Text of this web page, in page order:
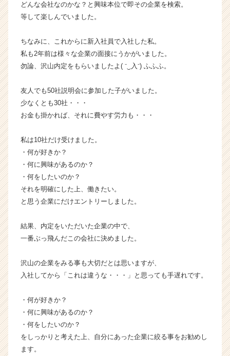
r
C
r
e
e
r）
どんな会社なのかな？と興味本位で即その企業を検索。
等して楽しんでいました。
ちなみに、これからに新入社員で入社した私。
私も2年前は様々な企業の面接にうかがいました。
勿論、沢山内定をもらいましたよ( ⁻‿入⁻) ふふふ。
友人でも50社説明会に参加した子がいました。
少なくとも30社・・・
お金も掛かれば、それに費やす労力も・・・
私は10社だけ受けました。
・何が好きか？
・何に興味があるのか？
・何をしたいのか？
それを明確にした上、働きたい。
と思う企業にだけエントリーしました。
結果、内定をいただいた企業の中で、
一番ぶっ飛んだこの会社に決めました。
沢山の企業をみる事も大切だとは思いますが、
入社してから「これは違うな・・・」と思っても手遅れです。
・何が好きか？
・何に興味があるのか？
・何をしたいのか？
をしっかりと考えた上、自分にあった企業に絞る事をお勧めし
ます。